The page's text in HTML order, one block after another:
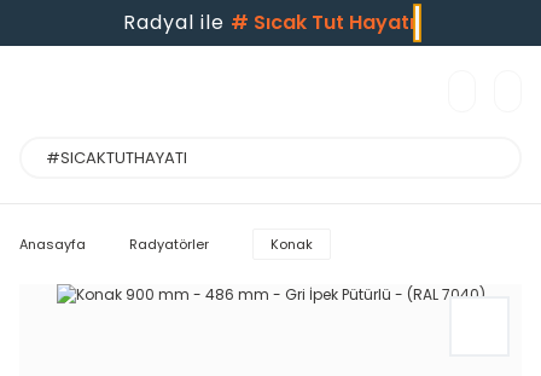
Radyal ile # Sıcak Tut Hayatı
Anasayfa Radyatörler Konak